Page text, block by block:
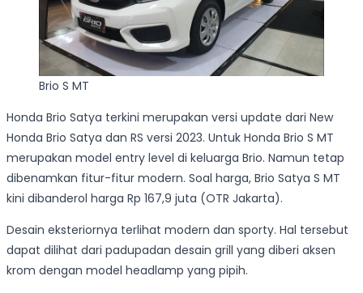
Brio S MT
Honda Brio Satya terkini merupakan versi update dari New
Honda Brio Satya dan RS versi 2023. Untuk Honda Brio S MT
merupakan model entry level di keluarga Brio. Namun tetap
dibenamkan fitur-fitur modern. Soal harga, Brio Satya S MT
kini dibanderol harga Rp 167,9 juta (OTR Jakarta).
Desain eksteriornya terlihat modern dan sporty. Hal tersebut
dapat dilihat dari padupadan desain grill yang diberi aksen
krom dengan model headlamp yang pipih.